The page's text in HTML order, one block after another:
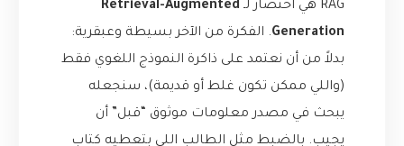
RAG هي اختصار لـ
Retrieval-Augmented
Generation. الفكرة من الآخر بسيطة وعبقرية:
بدلاً من أن نعتمد على ذاكرة النموذج اللغوي فقط
(واللي ممكن تكون غلط أو قديمة)، سنجعله
يبحث في مصدر معلومات موثوق “قبل” أن
يجيب. بالضبط مثل الطالب اللي بتعطيه كتاب